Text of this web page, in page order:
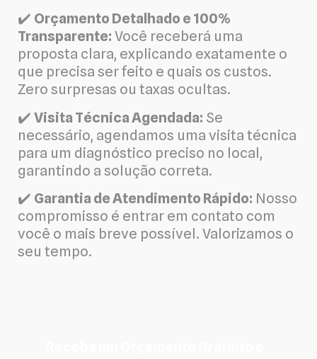
✔️ Orçamento Detalhado e 100%
Transparente: Você receberá uma
proposta clara, explicando exatamente o
que precisa ser feito e quais os custos.
Zero surpresas ou taxas ocultas.
✔️ Visita Técnica Agendada: Se
necessário, agendamos uma visita técnica
para um diagnóstico preciso no local,
garantindo a solução correta.
✔️ Garantia de Atendimento Rápido: Nosso
compromisso é entrar em contato com
você o mais breve possível. Valorizamos o
seu tempo.